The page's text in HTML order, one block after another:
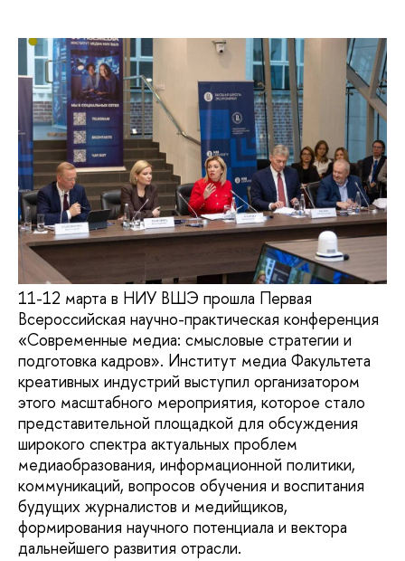
11-12 марта в НИУ ВШЭ прошла Первая
Всероссийская научно-практическая конференция
«Современные медиа: смысловые стратегии и
подготовка кадров». Институт медиа Факультета
креативных индустрий выступил организатором
этого масштабного мероприятия, которое стало
представительной площадкой для обсуждения
широкого спектра актуальных проблем
медиаобразования, информационной политики,
коммуникаций, вопросов обучения и воспитания
будущих журналистов и медийщиков,
формирования научного потенциала и вектора
дальнейшего развития отрасли.